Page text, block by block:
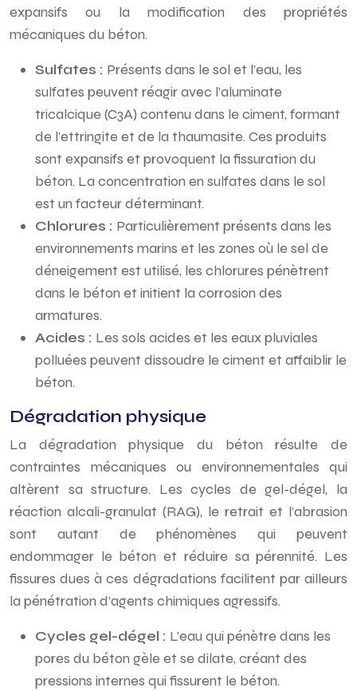
expansifs ou la modification des propriétés
mécaniques du béton.
Sulfates : Présents dans le sol et l’eau, les
sulfates peuvent réagir avec l’aluminate
tricalcique (C3A) contenu dans le ciment, formant
de l’ettringite et de la thaumasite. Ces produits
sont expansifs et provoquent la fissuration du
béton. La concentration en sulfates dans le sol
est un facteur déterminant.
Chlorures : Particulièrement présents dans les
environnements marins et les zones où le sel de
déneigement est utilisé, les chlorures pénètrent
dans le béton et initient la corrosion des
armatures.
Acides : Les sols acides et les eaux pluviales
polluées peuvent dissoudre le ciment et affaiblir le
béton.
Dégradation physique
La dégradation physique du béton résulte de
contraintes mécaniques ou environnementales qui
altèrent sa structure. Les cycles de gel-dégel, la
réaction alcali-granulat (RAG), le retrait et l’abrasion
sont autant de phénomènes qui peuvent
endommager le béton et réduire sa pérennité. Les
fissures dues à ces dégradations facilitent par ailleurs
la pénétration d’agents chimiques agressifs.
Cycles gel-dégel : L’eau qui pénètre dans les
pores du béton gèle et se dilate, créant des
pressions internes qui fissurent le béton.